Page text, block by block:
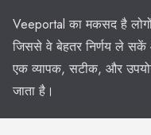
Veeportal का मकसद है
जिससे वे बेहतर निर्णय ले
एक व्यापक, सटीक, और
जाता है।